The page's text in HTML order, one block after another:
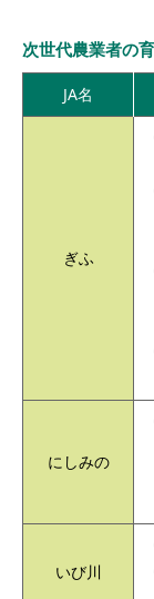
次世代農業者の
JA名
ぎふ
にしみの
いび川